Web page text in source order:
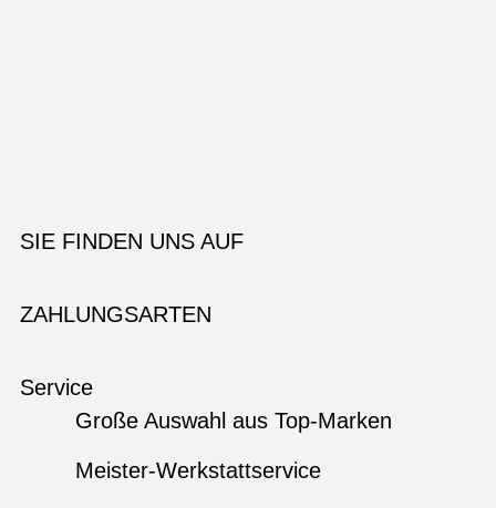
SIE FINDEN UNS AUF
ZAHLUNGSARTEN
Service
Große Auswahl aus Top-Marken
Meister-Werkstattservice